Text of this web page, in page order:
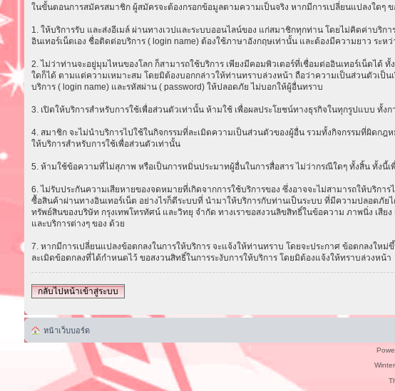
ในขั้นตอนการสมัครสมาชิก ผู้สมัครจะต้องกรอกข้อมูลตามความเป็นจริง หากมีการเปลี่ยนแปลงใด
1. ให้บริการรับ และส่งอีเมล์ ผ่านทางเวปและระบบออนไลน์ของ แก่สมาชิกทุกท่าน โดยไม่คิดค่าบริ
อินเทอร์เน็ตเอง ชื่อติดต่อบริการ ( login name) ต้องใช้ภาษาอังกฤษเท่านั้น และต้องมีความยาว ระห
2. ไม่ว่าท่านจะอยู่มุมไหนของโลก ก็สามารถใช้บริการ เพียงมีคอมพิวเตอร์ที่เชื่อมต่ออินเทอร์เน็ตไ
ใดก็ได้ ตามแต่ความเหมาะสม โดยมิต้องบอกกล่าวให้ท่านทราบล่วงหน้า ถือว่าความเป็นส่วนตัวเป็
บริการ ( login name) และรหัสผ่าน ( password) ให้ปลอดภัย ไม่บอกให้ผู้อื่นทราบ
3. เปิดให้บริการสำหรับการใช้เพื่อส่วนตัวเท่านั้น ห้ามใช้ เพื่อผลประโยชน์ทางธุรกิจในทุกรูปแบบ
4. สมาชิก จะไม่นำบริการไปใช้ในกิจกรรมที่ละเมิดความเป็นส่วนตัวของผู้อื่น รวมทั้งกิจกรรมที่ผิดก
ให้บริการสำหรับการใช้เพื่อส่วนตัวเท่านั้น
5. ห้ามใช้ข้อความที่ไม่สุภาพ หรือเป็นการหมิ่นประมาทผู้อื่นในการสื่อสาร ไม่ว่ากรณีใดๆ ทั้งสิ้น ทั้งนี้เ
6. ไม่รับประกันความเสียหายของจดหมายที่เกิดจากการใช้บริการของ ซึ่งอาจจะไม่สามารถให้บริกา
ซื้อสินค้าผ่านทางอินเทอร์เน็ต อย่างไรก็ดีระบบที่ นำมาให้บริการกับท่านเป็นระบบ ที่มีความปลอดภั
ทรัพย์สินของบริษัท กรุงเทพโทรทัศน์ และวิทยุ จำกัด ทางเราขอสงวนลิขสิทธิ์ในข้อความ ภาพนิ่ง เสี
และบริการต่างๆ ของ ด้วย
7. หากมีการเปลี่ยนแปลงข้อตกลงในการให้บริการ จะแจ้งให้ท่านทราบ โดยจะประกาศ ข้อตกลงใ
ละเมิดข้อตกลงที่ได้กำหนดไว้ ขอสงวนสิทธิ์ในการระงับการให้บริการ โดยมิต้องแจ้งให้ทราบล่วงหน้า
กลับไปหน้าเข้าสู่ระบบ
หน้าเว็บบอร์ด